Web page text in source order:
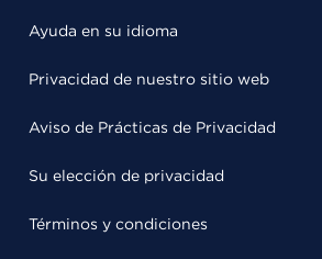
Ayuda en su idioma
Privacidad de nuestro sitio web
Aviso de Prácticas de Privacidad
Su elección de privacidad
Términos y condiciones